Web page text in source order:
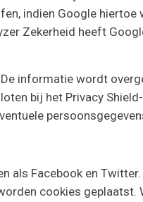
indien Google
Zekerheid heeft
informatie wordt
bij het Privacy
als Facebook en
cookies geplaatst.